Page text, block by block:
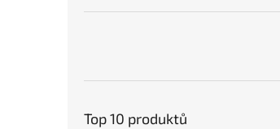
Top 10 produktů